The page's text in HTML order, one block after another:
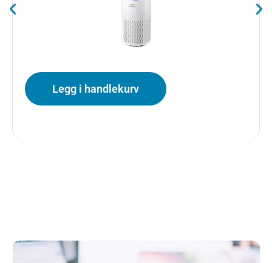
Legg i handlekurv